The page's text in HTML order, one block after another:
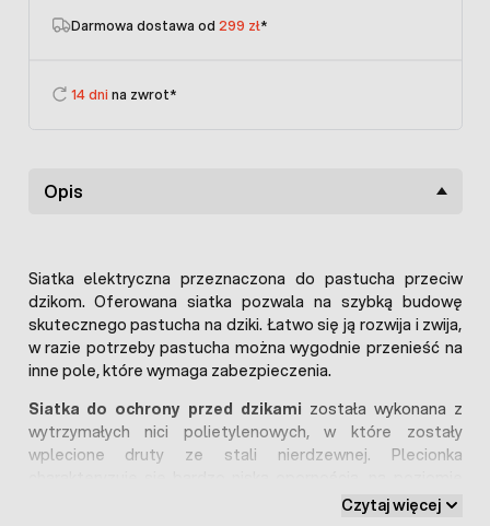
Darmowa dostawa od 299 zł*
14 dni na zwrot*
Opis
Siatka elektryczna przeznaczona do pastucha przeciw
dzikom. Oferowana siatka pozwala na szybką budowę
skutecznego pastucha na dziki. Łatwo się ją rozwija i zwija,
w razie potrzeby pastucha można wygodnie przenieść na
inne pole, które wymaga zabezpieczenia.
Siatka do ochrony przed dzikami została wykonana z
wytrzymałych nici polietylenowych, w które zostały
wplecione druty ze stali nierdzewnej. Plecionka
0,18 ohm/m, która wpływa na płynne przekazywanie
Czytaj więcej